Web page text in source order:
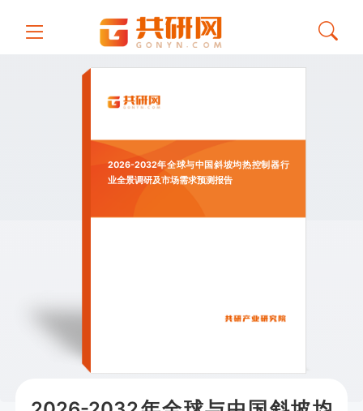
2026-2032年全球与中国斜坡均热控制器行
业全景调研及市场需求预测报告